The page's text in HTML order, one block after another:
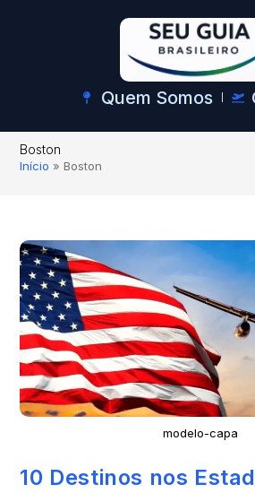
Quem Somos
Boston
Início »Boston
modelo-capa
10 Destinos nos